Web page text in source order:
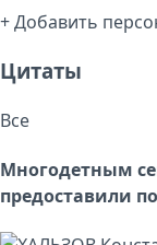
+ Добавить
Цитаты
Все
Многодетным
предоставили